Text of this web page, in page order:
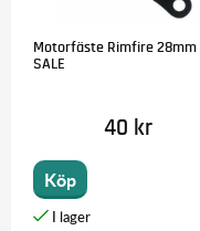
Motorfäste Rimfire 28mm
SALE
40 kr
Köp